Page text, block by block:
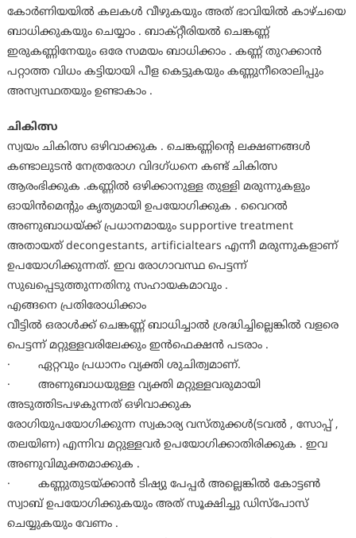
കോര്‍ണിയയില്‍ കലകള്‍ വീഴുകയും അത് ഭാവിയില്‍ കാഴ്ചയെ
ബാധിക്കുകയും ചെയ്യാം . ബാക്റ്റീരിയല്‍ ചെങ്കണ്ണ്
ഇരുകണ്ണിനേയും ഒരേ സമയം ബാധിക്കാം . കണ്ണ് തുറക്കാന്‍
പറ്റാത്ത വിധം കട്ടിയായി പീള കെട്ടുകയും കണ്ണുനീരൊലിപ്പും
അസ്വസ്ഥതയും ഉണ്ടാകാം .
ചികിത്സ
സ്വയം ചികിത്സ ഒഴിവാക്കുക . ചെങ്കണ്ണിന്റെ ലക്ഷണങ്ങള്‍
കണ്ടാലുടന്‍ നേത്രരോഗ വിദഗ്ധനെ കണ്ട് ചികിത്സ
ആരംഭിക്കുക .കണ്ണില്‍ ഒഴിക്കാനുള്ള തുള്ളി മരുന്നുകളും
ഓയിന്‍മെന്റും കൃത്യമായി ഉപയോഗിക്കുക . വൈറല്‍
അണുബാധയ്ക്ക് പ്രധാനമായും supportive treatment
അതായത് decongestants, artificialtears എന്നീ മരുന്നുകളാണ്
ഉപയോഗിക്കുന്നത്. ഇവ രോഗാവസ്ഥ പെട്ടന്ന്
സുഖപ്പെടുത്തുന്നതിനു സഹായകമാവും .
എങ്ങനെ പ്രതിരോധിക്കാം
വീട്ടില്‍ ഒരാള്‍ക്ക് ചെങ്കണ്ണ് ബാധിച്ചാല്‍ ശ്രദ്ധിച്ചില്ലെങ്കില്‍ വളരെ
പെട്ടന്ന് മറ്റുള്ളവരിലേക്കും ഇന്‍ഫെക്ഷന്‍ പടരാം .
· ഏറ്റവും പ്രധാനം വ്യക്തി ശുചിത്വമാണ്.
· അണുബാധയുള്ള വ്യക്തി മറ്റുള്ളവരുമായി
അടുത്തിടപഴകുന്നത് ഒഴിവാക്കുക
രോഗിയുപയോഗിക്കുന്ന സ്വകാര്യ വസ്തുക്കള്‍(ടവല്‍ , സോപ്പ് ,
തലയിണ) എന്നിവ മറ്റുള്ളവര്‍ ഉപയോഗിക്കാതിരിക്കുക . ഇവ
അണുവിമുക്തമാക്കുക .
· കണ്ണുതുടയ്ക്കാന്‍ ടിഷ്യു പേപ്പര്‍ അല്ലെങ്കില്‍ കോട്ടണ്‍
സ്വാബ് ഉപയോഗിക്കുകയും അത് സൂക്ഷിച്ചു ഡിസ്‌പോസ്
ചെയ്യുകയും വേണം .